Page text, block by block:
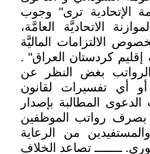
الإتحادية ترى" وجوب
الاتحاديَّة العامَّة،
الالتزامات الماليَّة
إقليم كردستان العراق" .
بغض النظر عن
أو أي تفسيرات لقانون
الدعوى المطالبة بإصدار
بصرف رواتب الموظفين
من الرعاية
ــــــــ تصاعد الخلاف